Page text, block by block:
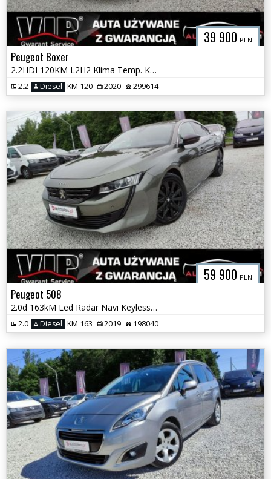
39 900 PLN
Peugeot Boxer
2.2HDI 120KM L2H2 Klima Temp. Kamera Navi Super Stan GWARANCJA
2.2 Diesel KM 120 2020 299614
59 900 PLN
Peugeot 508
2.0d 163kM Led Radar Navi Keyless Kamera Virtual Super Stan GWARANCJA!
2.0 Diesel KM 163 2019 198040